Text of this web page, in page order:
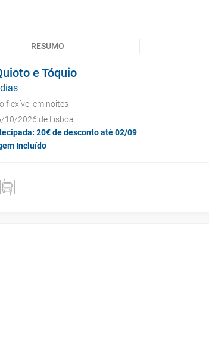
RESUMO
e Tóquio
flexível em noites
10/2026 de Lisboa
20€ de desconto até 02/09
Incluído